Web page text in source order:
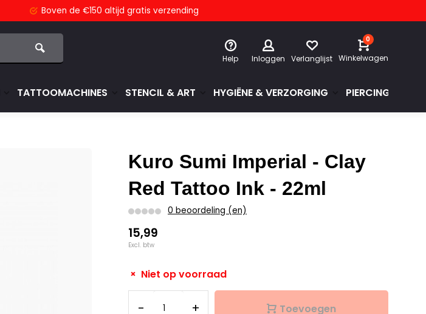
Boven de €150 altijd gratis verzending
Help Inloggen Verlanglijst
0
Winkelwagen
TATTOOMACHINES STENCIL & ART HYGIËNE & VERZORGING PIERCINGS &
Kuro Sumi Imperial - Clay
Red Tattoo Ink - 22ml
0 beoordeling (en)
15,99
Excl. btw
Niet op voorraad
- + Toevoegen